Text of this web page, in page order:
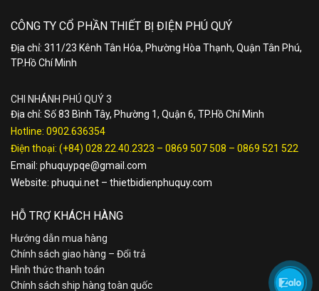
CÔNG TY CỔ PHẦN THIẾT BỊ ĐIỆN PHÚ QUÝ
Địa chỉ: 311/23 Kênh Tân Hóa, Phường Hòa Thạnh, Quận Tân Phú,
TP.Hồ Chí Minh
CHI NHÁNH PHÚ QUÝ 3
Địa chỉ: Số 83 Bình Tây, Phường 1, Quận 6, TP.Hồ Chí Minh
Hotline: 0902.636354
Điện thoại: (+84) 028.22.40.2323 – 0869 507 508 – 0869 521 522
Email: phuquypqe@gmail.com
Website: phuqui.net – thietbidienphuquy.com
HỖ TRỢ KHÁCH HÀNG
Hướng dẫn mua hàng
Chính sách giao hàng – Đổi trả
Hình thức thanh toán
Chính sách ship hàng toàn quốc